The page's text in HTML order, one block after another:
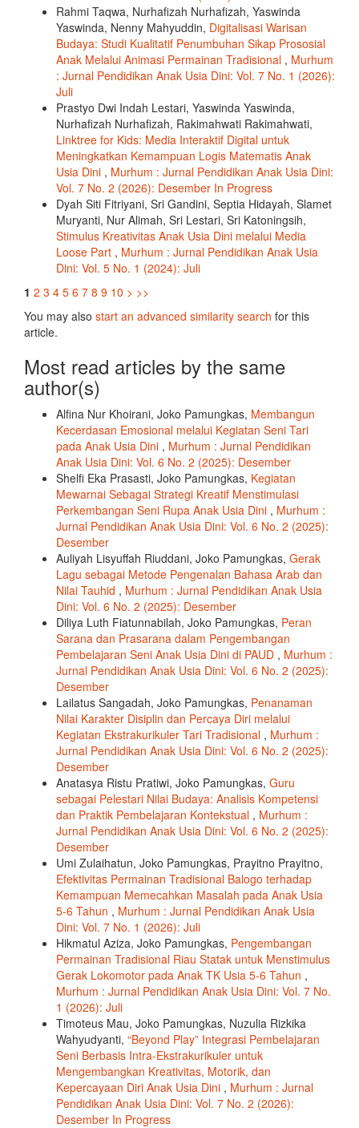
Rahmi Taqwa, Nurhafizah Nurhafizah, Yaswinda
Yaswinda, Nenny Mahyuddin, Digitalisasi Warisan
Budaya: Studi Kualitatif Penumbuhan Sikap Prososial
Anak Melalui Animasi Permainan Tradisional , Murhum
: Jurnal Pendidikan Anak Usia Dini: Vol. 7 No. 1 (2026):
Juli
Prastyo Dwi Indah Lestari, Yaswinda Yaswinda,
Nurhafizah Nurhafizah, Rakimahwati Rakimahwati,
Linktree for Kids: Media Interaktif Digital untuk
Meningkatkan Kemampuan Logis Matematis Anak
Usia Dini , Murhum : Jurnal Pendidikan Anak Usia Dini:
Vol. 7 No. 2 (2026): Desember In Progress
Dyah Siti Fitriyani, Sri Gandini, Septia Hidayah, Slamet
Muryanti, Nur Alimah, Sri Lestari, Sri Katoningsih,
Stimulus Kreativitas Anak Usia Dini melalui Media
Loose Part , Murhum : Jurnal Pendidikan Anak Usia
Dini: Vol. 5 No. 1 (2024): Juli
1 2 3 4 5 6 7 8 9 10 > >>
You may also start an advanced similarity search for this
article.
Most read articles by the same
author(s)
Alfina Nur Khoirani, Joko Pamungkas, Membangun
Kecerdasan Emosional melalui Kegiatan Seni Tari
pada Anak Usia Dini , Murhum : Jurnal Pendidikan
Anak Usia Dini: Vol. 6 No. 2 (2025): Desember
Shelfi Eka Prasasti, Joko Pamungkas, Kegiatan
Mewarnai Sebagai Strategi Kreatif Menstimulasi
Perkembangan Seni Rupa Anak Usia Dini , Murhum :
Jurnal Pendidikan Anak Usia Dini: Vol. 6 No. 2 (2025):
Desember
Auliyah Lisyuffah Riuddani, Joko Pamungkas, Gerak
Lagu sebagai Metode Pengenalan Bahasa Arab dan
Nilai Tauhid , Murhum : Jurnal Pendidikan Anak Usia
Dini: Vol. 6 No. 2 (2025): Desember
Diliya Luth Fiatunnabilah, Joko Pamungkas, Peran
Sarana dan Prasarana dalam Pengembangan
Pembelajaran Seni Anak Usia Dini di PAUD , Murhum :
Jurnal Pendidikan Anak Usia Dini: Vol. 6 No. 2 (2025):
Desember
Lailatus Sangadah, Joko Pamungkas, Penanaman
Nilai Karakter Disiplin dan Percaya Diri melalui
Kegiatan Ekstrakurikuler Tari Tradisional , Murhum :
Jurnal Pendidikan Anak Usia Dini: Vol. 6 No. 2 (2025):
Desember
Anatasya Ristu Pratiwi, Joko Pamungkas, Guru
sebagai Pelestari Nilai Budaya: Analisis Kompetensi
dan Praktik Pembelajaran Kontekstual , Murhum :
Jurnal Pendidikan Anak Usia Dini: Vol. 6 No. 2 (2025):
Desember
Umi Zulaihatun, Joko Pamungkas, Prayitno Prayitno,
Efektivitas Permainan Tradisional Balogo terhadap
Kemampuan Memecahkan Masalah pada Anak Usia
5-6 Tahun , Murhum : Jurnal Pendidikan Anak Usia
Dini: Vol. 7 No. 1 (2026): Juli
Hikmatul Aziza, Joko Pamungkas, Pengembangan
Permainan Tradisional Riau Statak untuk Menstimulus
Gerak Lokomotor pada Anak TK Usia 5-6 Tahun ,
Murhum : Jurnal Pendidikan Anak Usia Dini: Vol. 7 No.
1 (2026): Juli
Timoteus Mau, Joko Pamungkas, Nuzulia Rizkika
Wahyudyanti, “Beyond Play” Integrasi Pembelajaran
Seni Berbasis Intra-Ekstrakurikuler untuk
Mengembangkan Kreativitas, Motorik, dan
Kepercayaan Diri Anak Usia Dini , Murhum : Jurnal
Pendidikan Anak Usia Dini: Vol. 7 No. 2 (2026):
Desember In Progress